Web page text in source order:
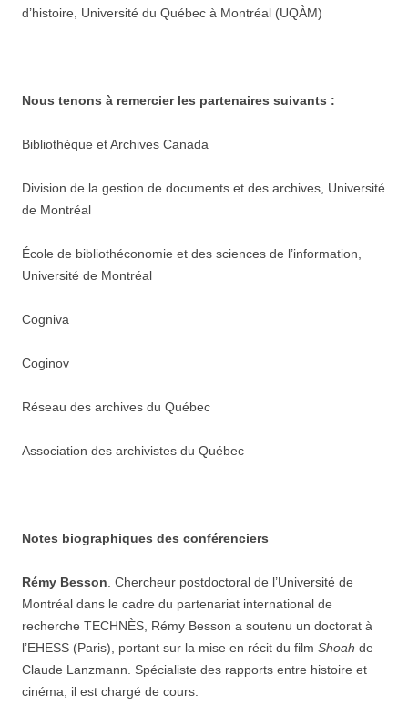
d’histoire, Université du Québec à Montréal (UQÀM)
Nous tenons à remercier les partenaires suivants :
Bibliothèque et Archives Canada
Division de la gestion de documents et des archives, Université
de Montréal
École de bibliothéconomie et des sciences de l’information,
Université de Montréal
Cogniva
Coginov
Réseau des archives du Québec
Association des archivistes du Québec
Notes biographiques des conférenciers
Rémy Besson. Chercheur postdoctoral de l’Université de
Montréal dans le cadre du partenariat international de
recherche TECHNÈS, Rémy Besson a soutenu un doctorat à
l’EHESS (Paris), portant sur la mise en récit du film Shoah de
Claude Lanzmann. Spécialiste des rapports entre histoire et
cinéma, il est chargé de cours.